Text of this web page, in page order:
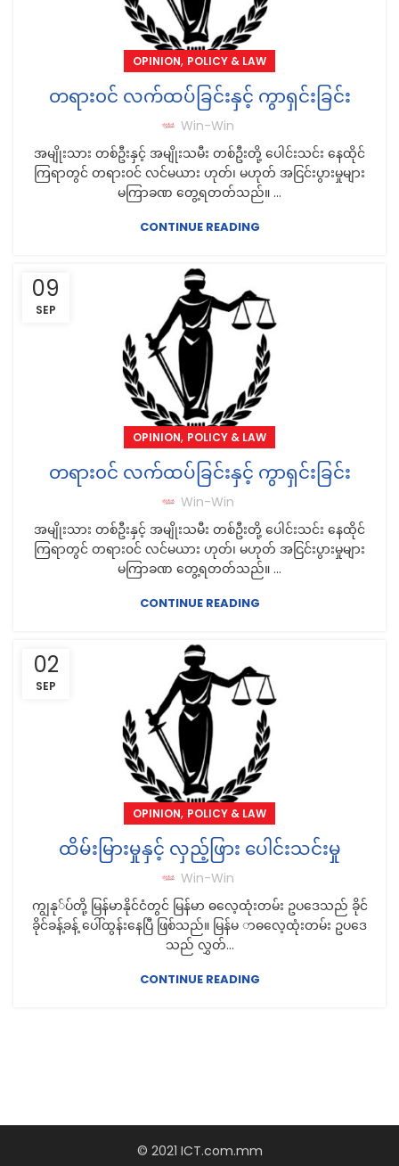
OPINION, POLICY & LAW
တရား၀င် လက်ထပ်ခြင်းနှင့် ကွာရှင်းခြင်း
Win-Win
အမျိုးသား တစ်ဦးနှင့် အမျိုးသမီး တစ်ဦးတို့ ပေါင်းသင်း နေထိုင်
ကြရာတွင် တရား၀င် လင်မယား ဟုတ်၊ မဟုတ် အငြင်းပွားမှုများ
မကြာခဏ တွေ့ရတတ်သည်။ ...
CONTINUE READING
09
SEP
OPINION, POLICY & LAW
တရား၀င် လက်ထပ်ခြင်းနှင့် ကွာရှင်းခြင်း
Win-Win
အမျိုးသား တစ်ဦးနှင့် အမျိုးသမီး တစ်ဦးတို့ ပေါင်းသင်း နေထိုင်
ကြရာတွင် တရား၀င် လင်မယား ဟုတ်၊ မဟုတ် အငြင်းပွားမှုများ
မကြာခဏ တွေ့ရတတ်သည်။ ...
CONTINUE READING
02
SEP
OPINION, POLICY & LAW
ထိမ်းမြားမှုနှင့် လှည့်ဖြား ပေါင်းသင်းမှု
Win-Win
ကျွနု်ပ်တို့ မြန်မာနိုင်ငံတွင် မြန်မာ ဓလေ့ထုံးတမ်း ဥပဒေသည် ခိုင်
ခိုင်ခန့်ခန့် ပေါ်ထွန်းနေပြီ ဖြစ်သည်။ မြန်မ ာဓလေ့ထုံးတမ်း ဥပဒေ
သည် လွှတ်...
CONTINUE READING
© 2021 ICT.com.mm